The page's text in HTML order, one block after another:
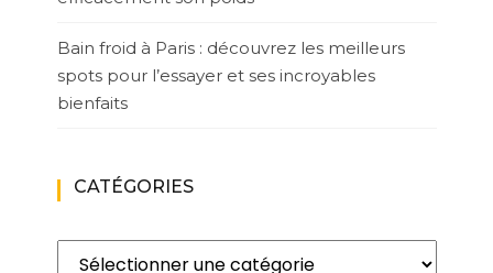
Bain froid à Paris : découvrez les meilleurs
spots pour l’essayer et ses incroyables
bienfaits
CATÉGORIES
Catégories